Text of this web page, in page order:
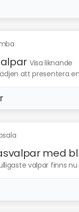
Visa liknande
att presentera
med bl
valpar finns